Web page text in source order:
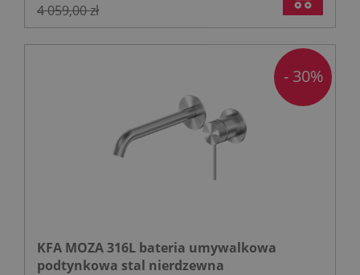
4 059,00 zł
KFA MOZA 316L bateria umywalkowa
podtynkowa stal nierdzewna
- 30%